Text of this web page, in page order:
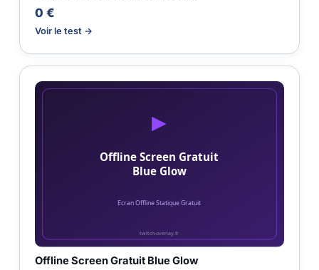
0 €
Voir le test →
Offline Screen Gratuit Blue Glow